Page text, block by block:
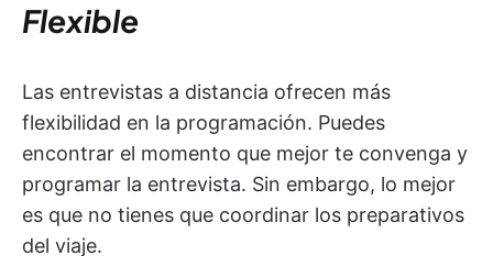
Flexible
Las entrevistas a distancia ofrecen más
flexibilidad en la programación. Puedes
encontrar el momento que mejor te convenga y
programar la entrevista. Sin embargo, lo mejor
es que no tienes que coordinar los preparativos
del viaje.